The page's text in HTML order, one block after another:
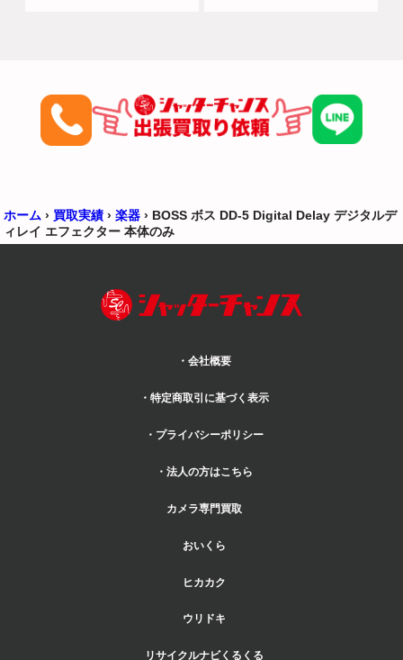
ホーム › 買取実績 › 楽器 › BOSS ボス DD-5 Digital Delay デジタルデ
ィレイ エフェクター 本体のみ
・会社概要
・特定商取引に基づく表示
・プライバシーポリシー
・法人の方はこちら
カメラ専門買取
おいくら
ヒカカク
ウリドキ
リサイクルナビくるくる